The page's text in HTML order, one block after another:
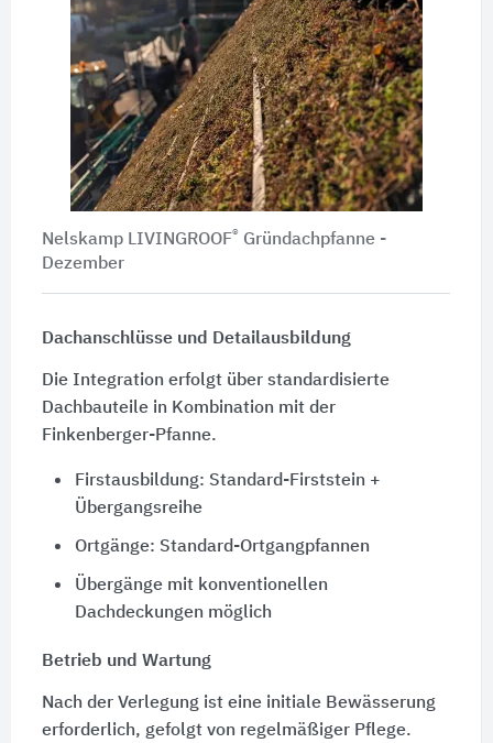
Nelskamp LIVINGROOF® Gründachpfanne -
Dezember
Dachanschlüsse und Detailausbildung
Die Integration erfolgt über standardisierte
Dachbauteile in Kombination mit der
Finkenberger-Pfanne.
Firstausbildung: Standard-Firststein +
Übergangsreihe
Ortgänge: Standard-Ortgangpfannen
Übergänge mit konventionellen
Dachdeckungen möglich
Betrieb und Wartung
Nach der Verlegung ist eine initiale Bewässerung
erforderlich, gefolgt von regelmäßiger Pflege.